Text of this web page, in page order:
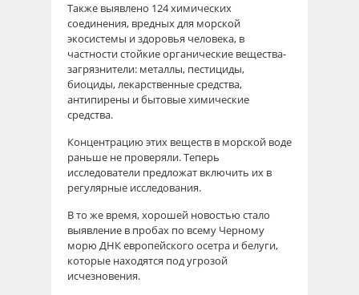
Также выявлено 124 химических
соединения, вредных для морской
экосистемы и здоровья человека, в
частности стойкие органические вещества-
загрязнители: металлы, пестициды,
биоциды, лекарственные средства,
антипирены и бытовые химические
средства.
Концентрацию этих веществ в морской воде
раньше не проверяли. Теперь
исследователи предложат включить их в
регулярные исследования.
В то же время, хорошей новостью стало
выявление в пробах по всему Черному
морю ДНК европейского осетра и белуги,
которые находятся под угрозой
исчезновения.